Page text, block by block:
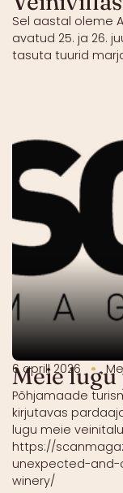
Sel aastal oleme
avatud 25. ja 26.
tasuta tuurid
6 aprill 2026
Meie
Põhjamaade
kirjutavas
lugu meie
https://
unexpected-and-
winery/